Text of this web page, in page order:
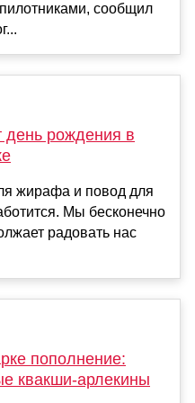
сообщил
рождения в
жирафа и повод для
Мы бесконечно
радовать нас
пополнение:
квакши-арлекины